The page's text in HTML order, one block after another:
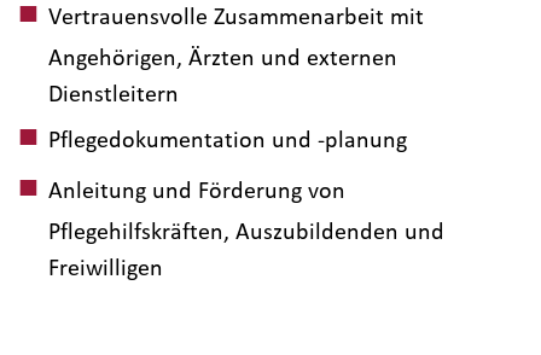
Vertrauensvolle Zusammenarbeit mit
Angehörigen, Ärzten und externen
Dienstleitern
Pflegedokumentation und -planung
Anleitung und Förderung von
Pflegehilfskräften, Auszubildenden und
Freiwilligen